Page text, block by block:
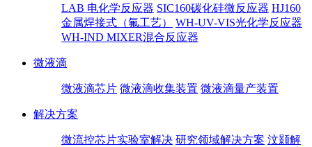
LAB 电化学反应器 SIC160碳化硅微反应器 HJ160
金属焊接式（氟工艺）
WH-UV-VIS光化学反应器
WH-IND MIXER混合反应器
微液滴
微液滴芯片 微液滴收集装置 微液滴量产装置
解决方案
微流控芯片实验室解决 研究领域解决方案 汶颢解